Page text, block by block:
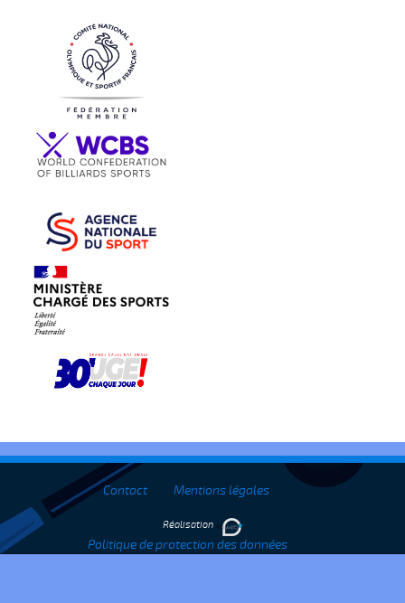
Contact Mentions légales
Politique de protection des données
Réalisation